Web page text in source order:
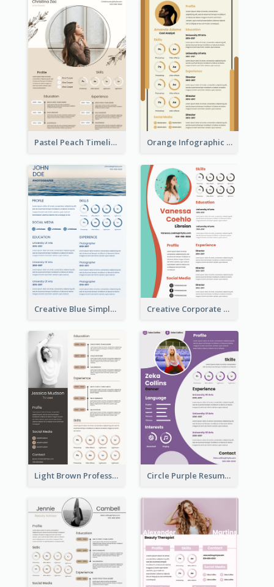
Pastel Peach Timeline Resume Orange Infographic Market Analyst Resume
Creative Blue Simple Resume Creative Corporate Teal Resume
Light Brown Professional Resume Circle Purple Resume